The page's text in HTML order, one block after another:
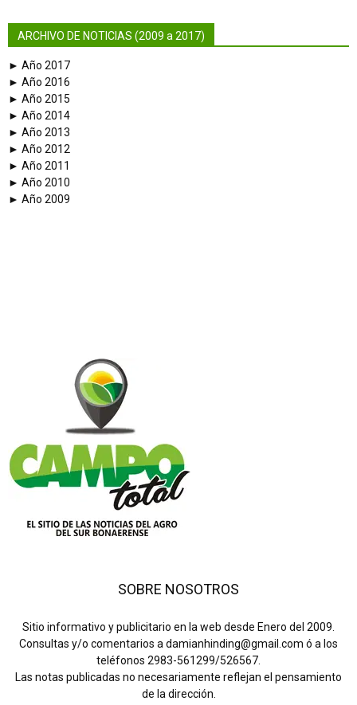
ARCHIVO DE NOTICIAS (2009 a 2017)
► Año 2017
► Año 2016
► Año 2015
► Año 2014
► Año 2013
► Año 2012
► Año 2011
► Año 2010
► Año 2009
SOBRE NOSOTROS
Sitio informativo y publicitario en la web desde Enero del 2009.
Consultas y/o comentarios a damianhinding@gmail.com ó a los
teléfonos 2983-561299/526567.
Las notas publicadas no necesariamente reflejan el pensamiento
de la dirección.